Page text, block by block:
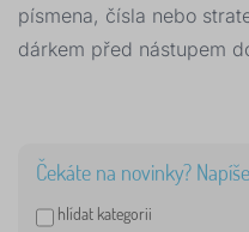
písmena, čísla nebo
dárkem před nástupem
Čekáte na novinky?
hlídat kategorii